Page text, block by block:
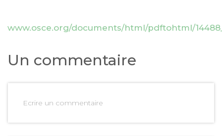
www.osce.org/documents/html/pdftohtml/
Un commentaire
Ecrire un commentaire